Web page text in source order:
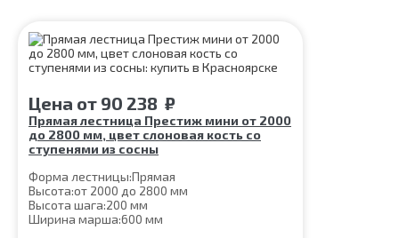
Цена от 90 238 ₽
Прямая лестница Престиж мини от 2000
до 2800 мм, цвет слоновая кость со
ступенями из сосны
Форма лестницы:Прямая
Высота:от 2000 до 2800 мм
Высота шага:200 мм
Ширина марша:600 мм